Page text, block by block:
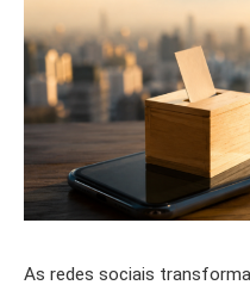
As redes sociais